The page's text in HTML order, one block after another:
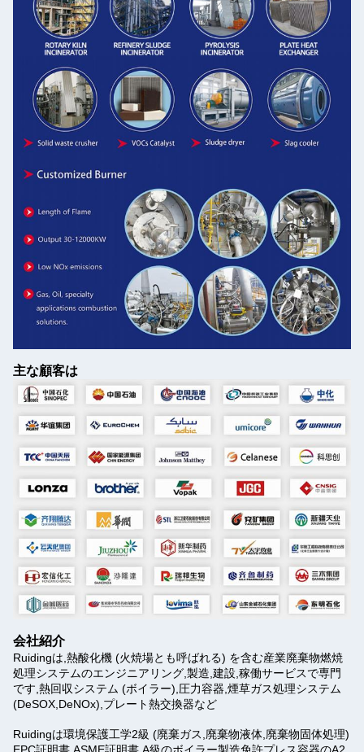
主な顧客は
会社紹介
Ruidingは,熱酸化機 (火焼場とも呼ばれる) を含む産業廃棄物燃焼
処理システムのエンジニアリング,製造,建設,稼働サービスで専門
です,熱回収システム (ボイラー),圧力容器,煙草ガス処理システム
(DeSOX,DeNOx),プレート熱交換器など
Ruidingは環境保護工学2級 (廃棄ガス,廃棄物液体,廃棄物固体処理)